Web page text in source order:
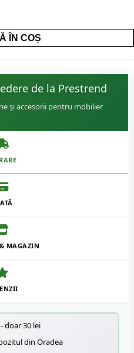
ÎN COȘ
de la Prestrend
și accesorii pentru mobilier
MAGAZIN
doar 30 lei
din Oradea